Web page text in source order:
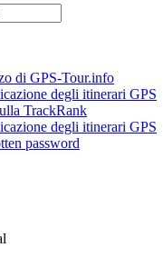
di GPS-Tour.info
degli itinerari GPS
TrackRank
degli itinerari GPS
password